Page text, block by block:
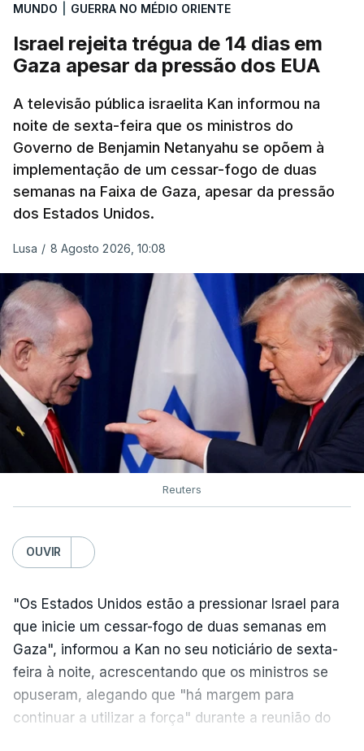
MUNDO GUERRA NO MÉDIO ORIENTE
Israel rejeita trégua de 14 dias em
Gaza apesar da pressão dos EUA
A televisão pública israelita Kan informou na
noite de sexta-feira que os ministros do
Governo de Benjamin Netanyahu se opõem à
implementação de um cessar-fogo de duas
semanas na Faixa de Gaza, apesar da pressão
dos Estados Unidos.
Lusa / 8 Agosto 2026, 10:08
Reuters
OUVIR
"Os Estados Unidos estão a pressionar Israel para
que inicie um cessar-fogo de duas semanas em
Gaza", informou a Kan no seu noticiário de sexta-
feira à noite, acrescentando que os ministros se
opuseram, alegando que "há margem para
continuar a utilizar a força" durante a reunião do